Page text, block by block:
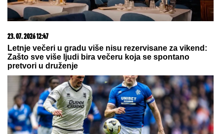
20. 07. 2026 08:04
REGISTRUJ SE UZ PROMO KOD CASINO Preuzmi
1500 BESPLATNIH SPINOVA